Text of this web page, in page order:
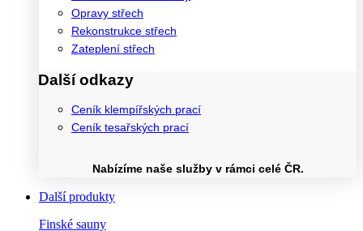
Opravy střech
Rekonstrukce střech
Zateplení střech
Další odkazy
Ceník klempířských prací
Ceník tesařských prací
Nabízíme naše služby v rámci celé ČR.
Další produkty
Finské sauny